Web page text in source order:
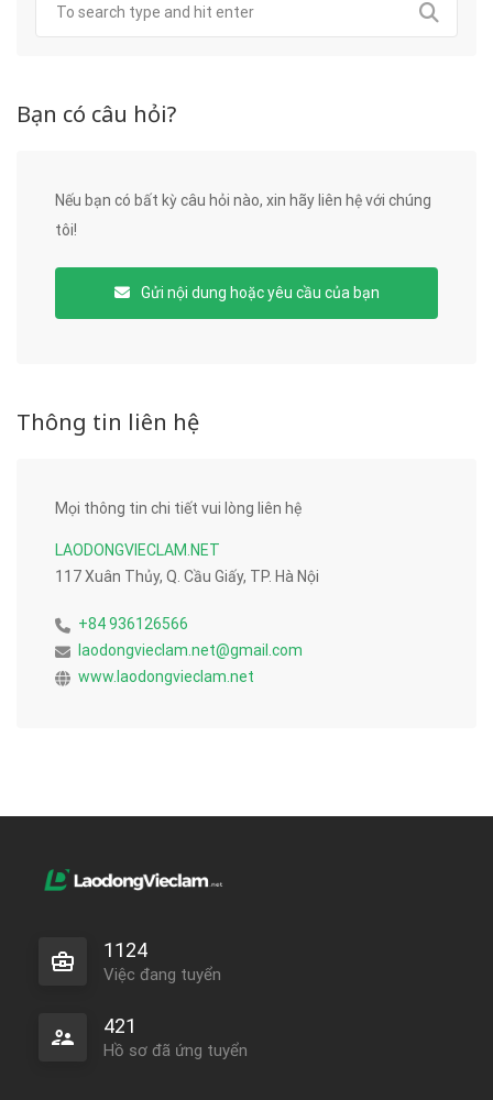
Bạn có câu hỏi?
Nếu bạn có bất kỳ câu hỏi nào, xin hãy liên hệ với chúng
tôi!
Gửi nội dung hoặc yêu cầu của bạn
Thông tin liên hệ
Mọi thông tin chi tiết vui lòng liên hệ
LAODONGVIECLAM.NET
117 Xuân Thủy, Q. Cầu Giấy, TP. Hà Nội
+84 936126566
laodongvieclam.net@gmail.com
www.laodongvieclam.net
1124
Việc đang tuyển
421
Hồ sơ đã ứng tuyển